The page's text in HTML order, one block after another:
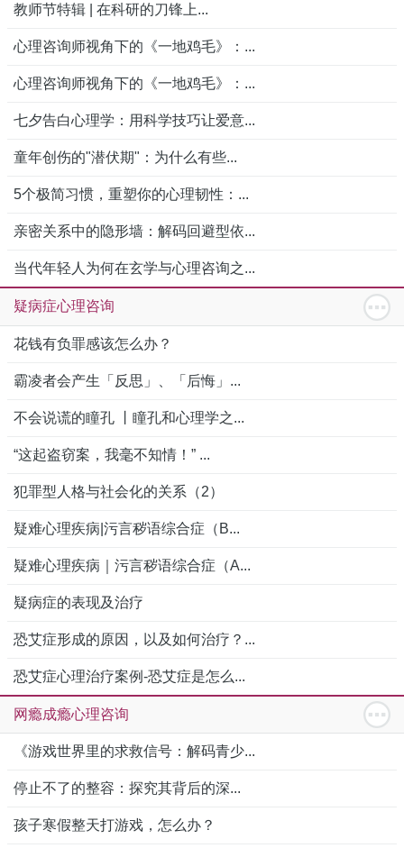
教师节特辑 | 在科研的刀锋上...
心理咨询师视角下的《一地鸡毛》：...
心理咨询师视角下的《一地鸡毛》：...
七夕告白心理学：用科学技巧让爱意...
童年创伤的"潜伏期"：为什么有些...
5个极简习惯，重塑你的心理韧性：...
亲密关系中的隐形墙：解码回避型依...
当代年轻人为何在玄学与心理咨询之...
疑病症心理咨询
花钱有负罪感该怎么办？
霸凌者会产生「反思」、「后悔」...
不会说谎的瞳孔 丨瞳孔和心理学之...
“这起盗窃案，我毫不知情！” ...
犯罪型人格与社会化的关系（2）
疑难心理疾病|污言秽语综合症（B...
疑难心理疾病｜污言秽语综合症（A...
疑病症的表现及治疗
恐艾症形成的原因，以及如何治疗？...
恐艾症心理治疗案例-恐艾症是怎么...
网瘾成瘾心理咨询
《游戏世界里的求救信号：解码青少...
停止不了的整容：探究其背后的深...
孩子寒假整天打游戏，怎么办？